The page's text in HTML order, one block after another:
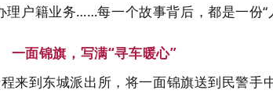
籍业务……每一个故事背后，都是一份“
一面锦旗，写满“寻车暖心”
到东城派出所，将一面锦旗送到民警手